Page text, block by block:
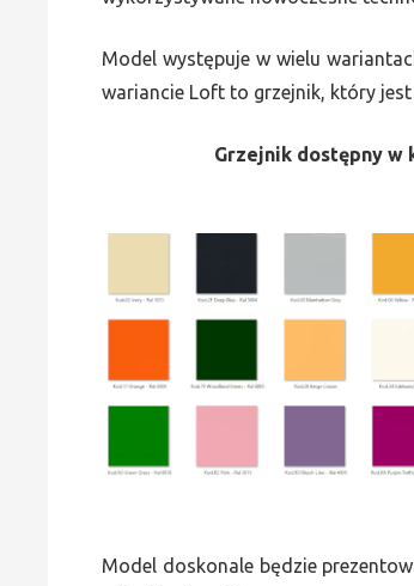
Model występuje w wielu
wariancie Loft to grzejnik, który
Grzejnik dostępny w
Model doskonale będzie